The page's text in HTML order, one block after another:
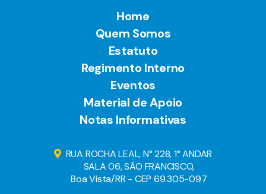
Home
Quem Somos
Estatuto
Regimento Interno
Eventos
Material de Apoio
Notas Informativas
RUA ROCHA LEAL, N° 228, 1° ANDAR
SALA 06, SÃO FRANCISCO,
Boa Vista/RR - CEP 69.305-097